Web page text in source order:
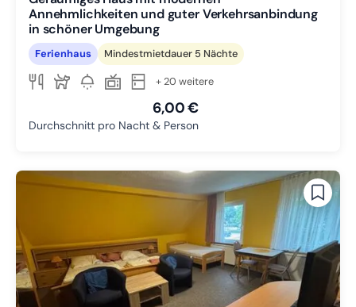
Annehmlichkeiten und guter Verkehrsanbindung
in schöner Umgebung
Ferienhaus Mindestmietdauer 5 Nächte
+ 20 weitere
6,00 €
Durchschnitt pro Nacht & Person